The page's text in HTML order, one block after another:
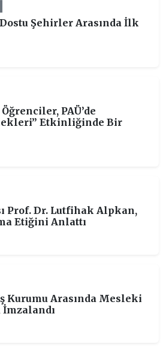
Şehirler Arasında İlk
PAÜ’de
Etkinliğinde Bir
Prof. Dr. Lutfihak Alpkan,
Etiğini Anlattı
Kurumu Arasında Mesleki